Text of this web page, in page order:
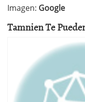
Imagen: Google
Tamnien Te